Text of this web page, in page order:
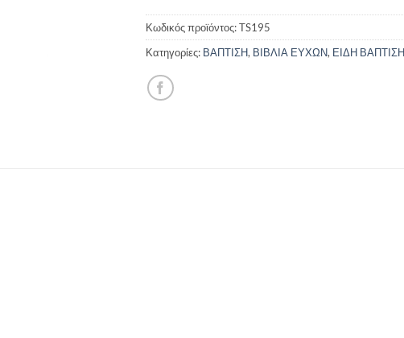
Κωδικός προϊόντος:TS195
Κατηγορίες: ΒΑΠΤΙΣΗ, ΒΙΒΛΙΑ ΕΥΧΩΝ, ΕΙΔΗ